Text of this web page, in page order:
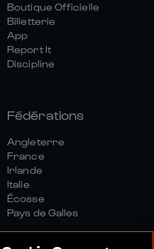
Boutique Officielle
Billetterie
App
Report It
Discipline
Fédérations
Angleterre
France
Irlande
Italie
Écosse
Pays de Galles